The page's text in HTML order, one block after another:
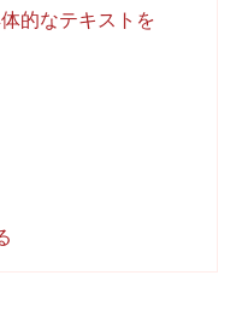
的なテキストを